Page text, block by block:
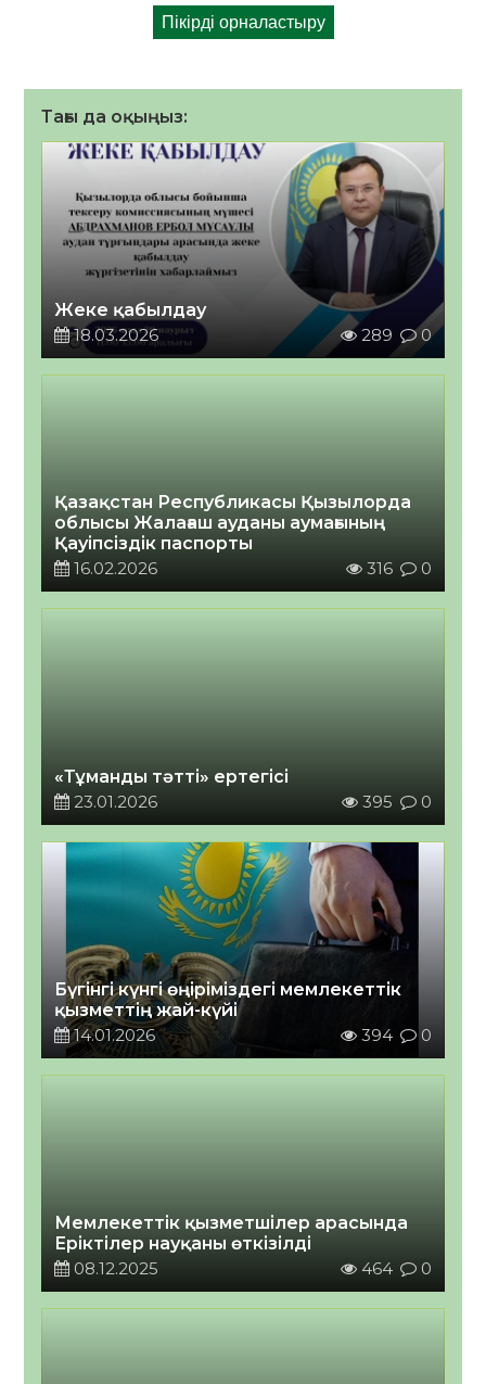
Тағы да оқыңыз:
Жеке қабылдау
18.03.2026
289 0
Қазақстан Республикасы Қызылорда
облысы Жалағаш ауданы аумағының
Қауіпсіздік паспорты
16.02.2026
316 0
«Тұманды тәтті» ертегісі
23.01.2026
395 0
Бүгінгі күнгі өңіріміздегі мемлекеттік
қызметтің жай-күйі
14.01.2026
394 0
Мемлекеттік қызметшілер арасында
Еріктілер науқаны өткізілді
08.12.2025
464 0